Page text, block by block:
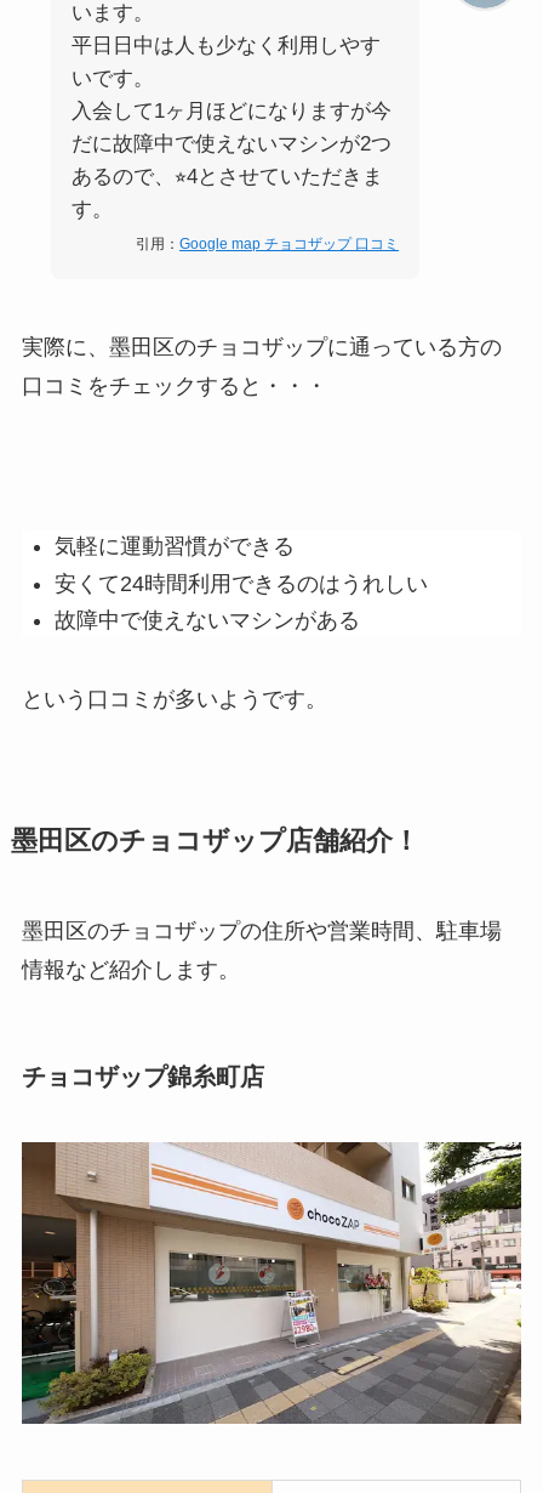
います。
平日日中は人も少なく利用しやす
いです。
入会して1ヶ月ほどになりますが今
だに故障中で使えないマシンが2つ
あるので、⭐︎4とさせていただきま
す。
引用：Google map チョコザップ 口コミ
実際に、墨田区のチョコザップに通っている方の
口コミをチェックすると・・・
気軽に運動習慣ができる
安くて24時間利用できるのはうれしい
故障中で使えないマシンがある
という口コミが多いようです。
墨田区のチョコザップ店舗紹介！
墨田区のチョコザップの住所や営業時間、駐車場
情報など紹介します。
チョコザップ錦糸町店